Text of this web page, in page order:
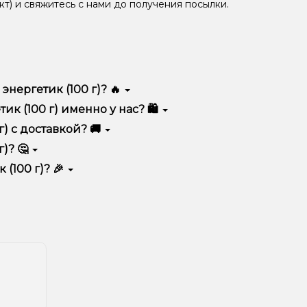
и свяжитесь с нами до получения посылки.
(100 г)? 🔥
удобством использования и
(100 г) именно у нас? 🛍️
выгодные цены и быструю доставку.
с доставкой? 🚚
🤔
учитывайте размер, материал и тип чаши, если
вариант.
г)? 🎉